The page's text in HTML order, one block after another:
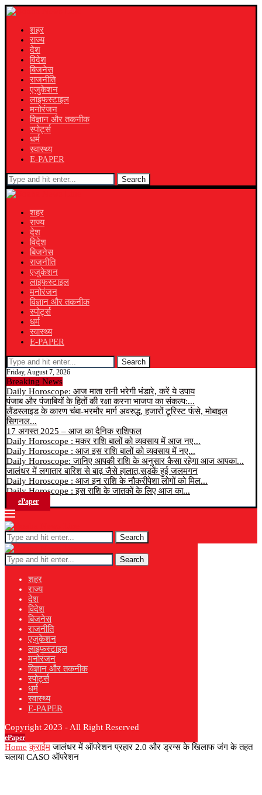
शहर
राज्य
देश
विदेश
बिजनेस
राजनीति
एजुकेशन
लाइफस्टाइल
मनोरंजन
विज्ञान और तकनीक
स्पोर्ट्स
धर्म
स्वास्थ्य
E-PAPER
Search
शहर
राज्य
देश
विदेश
बिजनेस
राजनीति
एजुकेशन
लाइफस्टाइल
मनोरंजन
विज्ञान और तकनीक
स्पोर्ट्स
धर्म
स्वास्थ्य
E-PAPER
Search
Friday, August 7, 2026
Breaking News
Daily Horoscope: आज माता रानी भरेगी भंडारे, करें ये उपाय
पंजाब और पंजाबियों के हितों की रक्षा करना भाजपा का संकल्प:...
लैंडस्लाइड के कारण चंबा-भरमौर मार्ग अवरुद्ध, हजारों टूरिस्ट फंसे, मोबाइल
सिगनल...
17 अगस्त 2025 – आज का दैनिक राशिफल
Daily Horoscope : मकर राशि बालों को व्यवसाय में आज नए...
Daily Horoscope : आज इस राशि बालों को व्यवसाय में नए...
Daily Horoscope: जानिए आपकी राशि के अनुसार कैसा रहेगा आज आपका...
जालंधर में लगातार बारिश से बाढ़ जैसे हालात,सड़कें हुई जलमगन
Daily Horoscope : आज इन राशि के नौकरीपेशा लोगों को मिल...
Daily Horoscope : इस राशि के जातकों के लिए आज का...
ePaper
Search
Search
शहर
राज्य
देश
विदेश
बिजनेस
राजनीति
एजुकेशन
लाइफस्टाइल
मनोरंजन
विज्ञान और तकनीक
स्पोर्ट्स
धर्म
स्वास्थ्य
E-PAPER
Copyright 2023 - All Right Reserved
ePaper
Home क्राईम जालंधर में ऑपरेशन प्रहार 2.0 और ड्रग्स के खिलाफ जंग के तहत
चलाया CASO ऑपरेशन